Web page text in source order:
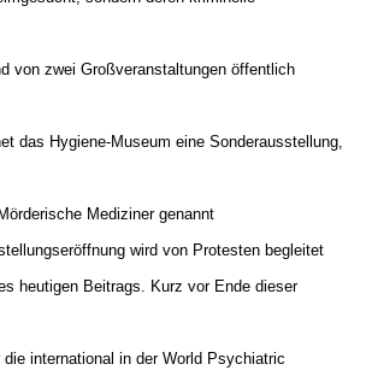
von zwei Großveranstaltungen öffentlich
das Hygiene-Museum eine Sonderausstellung,
Mediziner genannt
wird von Protesten begleitet
heutigen Beitrags. Kurz vor Ende dieser
international in der World Psychiatric